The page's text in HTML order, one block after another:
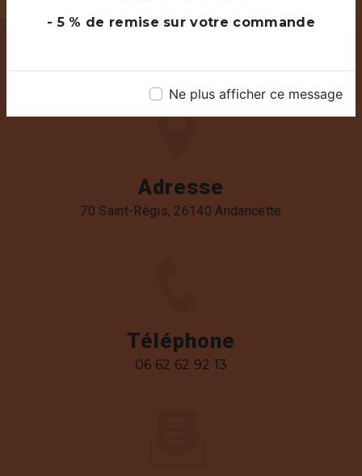
- 5 % de remise sur votre commande
Ne plus afficher ce message
Adresse
70 Saint-Régis, 26140 Andancette
Téléphone
06 62 62 92 13